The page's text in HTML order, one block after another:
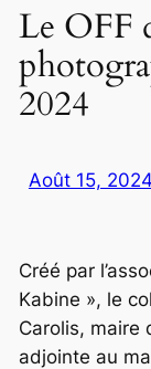
Le OFF
2024
Août 15, 2024
Créé par
Kabine », le
Carolis, maire
adjointe au